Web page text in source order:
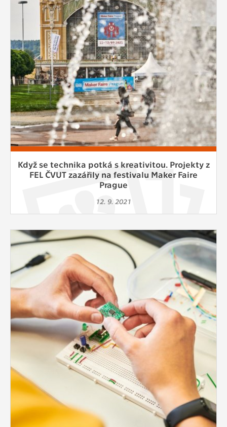
Cookies, které aplikace nedokáže zařadit.
Naším cílem je, aby tato kategorie
zůstala prázdná a všechny cookies byly
přiřazeny do některé z kategorií
uvedených výše.
Když se technika potká s kreativitou. Projekty z
FEL ČVUT zazářily na festivalu Maker Faire
Prague
12. 9. 2021